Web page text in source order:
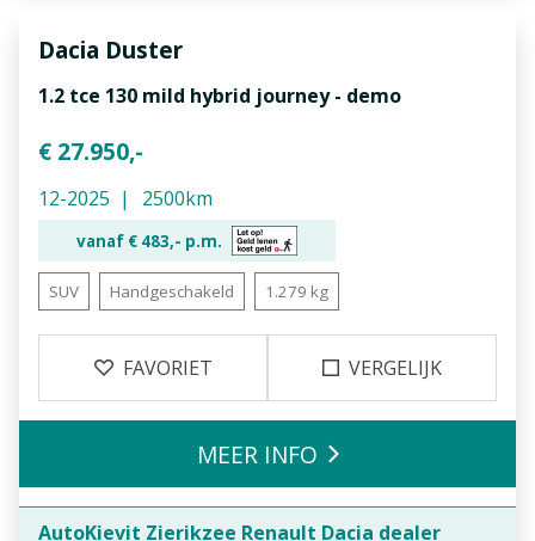
Dacia Duster
1.2 tce 130 mild hybrid journey - demo
€ 27.950,-
12-2025 2500km
vanaf € 483,- p.m.
SUV Handgeschakeld 1.279 kg
FAVORIET VERGELIJK
AutoKievit Zierikzee Renault Dacia dealer
MEER INFO